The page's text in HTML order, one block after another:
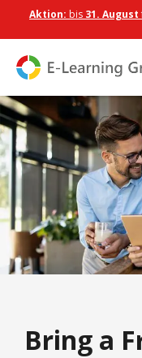
Aktion: bis 31. August
Bring a